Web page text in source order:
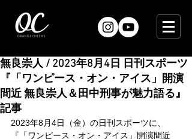
無良崇人 / 2023年8月4日 日刊スポーツ
『「ワンピース・オン・アイス」開演
間近 無良崇人＆田中刑事が魅力語る』
記事
2023年8月4日（金）の日刊スポーツに、
『「ワンピース・オン・アイス」開演間近